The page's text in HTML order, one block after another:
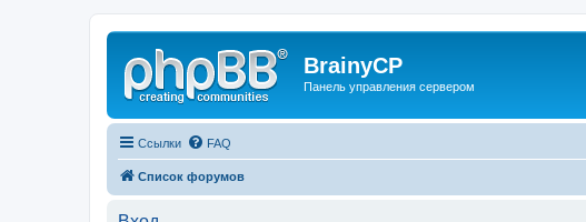
BrainyCP
Панель управления сервером
Ссылки FAQ
Список форумов